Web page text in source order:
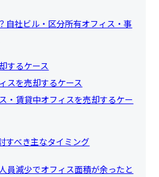
自社ビル・区分所有オフィス・事
するケース
スを売却するケース
・賃貸中オフィスを売却するケー
すべき主なタイミング
員減少でオフィス面積が余ったと